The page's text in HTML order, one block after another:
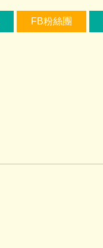
FB粉絲團